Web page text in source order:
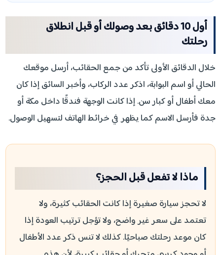
أول 10 دقائق بعد وصولك أو قبل انطلاق
رحلتك
خلال الدقائق الأولى تأكد من جمع الحقائب، أرسل موقعك
الحالي أو اسم البوابة، اذكر عدد الركاب، وأخبر السائق إذا كان
معك أطفال أو كبار سن. إذا كانت الوجهة فندقًا داخل مكة أو
جدة فأرسل الاسم كما يظهر في خرائط الهاتف لتسهيل الوصول.
ماذا لا تفعل قبل الحجز؟
لا تحجز سيارة صغيرة إذا كانت الحقائب كثيرة، ولا
تعتمد على سعر غير واضح، ولا تؤجل ترتيب العودة إذا
كان موعد رحلتك صباحيًا. كذلك لا تنس ذكر عدد الأطفال